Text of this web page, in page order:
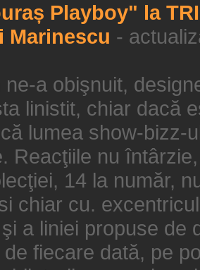
Playboy" la
Marinescu -
ne-a obişnuit,
linistit, chiar dacă
lumea show-bizz-
Reacţiile nu
14 la număr,
chiar cu.
a liniei propuse de
fiecare dată, pe